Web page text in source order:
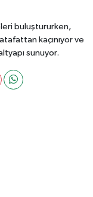
buluştururken,
kaçınıyor ve
sunuyor.